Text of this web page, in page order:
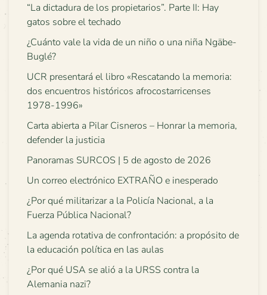
“La dictadura de los propietarios”. Parte II: Hay
gatos sobre el techado
¿Cuánto vale la vida de un niño o una niña Ngäbe-
Buglé?
UCR presentará el libro «Rescatando la memoria:
dos encuentros históricos afrocostarricenses
1978-1996»
Carta abierta a Pilar Cisneros – Honrar la memoria,
defender la justicia
Panoramas SURCOS | 5 de agosto de 2026
Un correo electrónico EXTRAÑO e inesperado
¿Por qué militarizar a la Policía Nacional, a la
Fuerza Pública Nacional?
La agenda rotativa de confrontación: a propósito de
la educación política en las aulas
¿Por qué USA se alió a la URSS contra la
Alemania nazi?